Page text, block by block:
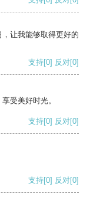
让我能够取得更好的
支持[0] 反对[0]
受美好时光。
支持[0] 反对[0]
支持[0] 反对[0]